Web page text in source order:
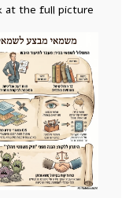
at the full picture.